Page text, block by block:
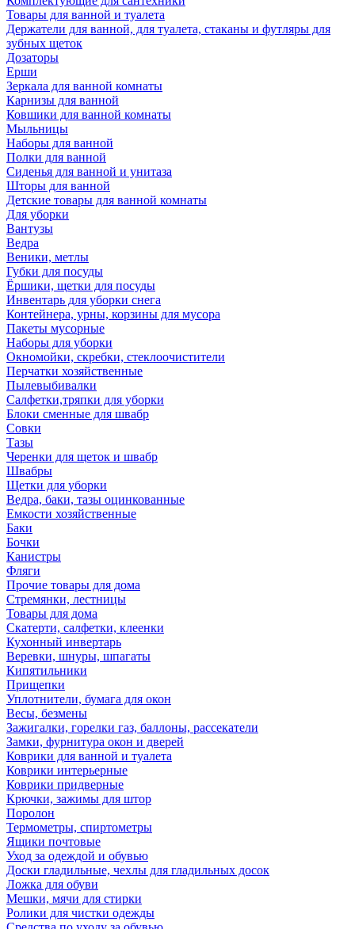
Товары для ванной и туалета
Держатели для ванной, для туалета, стаканы и футляры для
зубных щеток
Дозаторы
Ерши
Зеркала для ванной комнаты
Карнизы для ванной
Ковшики для ванной комнаты
Мыльницы
Наборы для ванной
Полки для ванной
Сиденья для ванной и унитаза
Шторы для ванной
Детские товары для ванной комнаты
Для уборки
Вантузы
Ведра
Веники, метлы
Губки для посуды
Ёршики, щетки для посуды
Инвентарь для уборки снега
Контейнера, урны, корзины для мусора
Пакеты мусорные
Наборы для уборки
Окномойки, скребки, стеклоочистители
Перчатки хозяйственные
Пылевыбивалки
Салфетки,тряпки для уборки
Блоки сменные для швабр
Совки
Тазы
Черенки для щеток и швабр
Швабры
Щетки для уборки
Ведра, баки, тазы оцинкованные
Емкости хозяйственные
Баки
Бочки
Канистры
Фляги
Прочие товары для дома
Стремянки, лестницы
Товары для дома
Скатерти, салфетки, клеенки
Кухонный инвертарь
Веревки, шнуры, шпагаты
Кипятильники
Прищепки
Уплотнители, бумага для окон
Весы, безмены
Зажигалки, горелки газ, баллоны, рассекатели
Замки, фурнитура окон и дверей
Коврики для ванной и туалета
Коврики интерьерные
Коврики придверные
Крючки, зажимы для штор
Поролон
Термометры, спиртометры
Ящики почтовые
Уход за одеждой и обувью
Доски гладильные, чехлы для гладильных досок
Ложка для обуви
Мешки, мячи для стирки
Ролики для чистки одежды